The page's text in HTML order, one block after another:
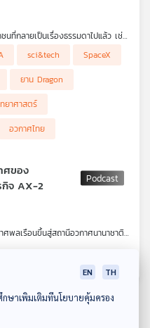
นที่กลายเป็นเรื่องธรรมดาไปแล้ว เช่น
นไปยังสถานีอวกาศนานาชาติและใช้
งบริษัท SpaceX ส่งยาน Dragon
ขึ้นไปเหมือนกับทุกครั้ง แต่ที่น่าสนใจ
ที่ไม่คุ้นเคย, การทดลอง, สิ่งของที่ส่ง
sci&tech
SpaceX
ยาน Dragon
ยาศาสตร์
อวกาศไทย
ศของ
กิจ AX-2
พลเรือนขึ้นสู่สถานีอวกาศนานาชาติ
ยยาน Crew Dragon ของ
เป็นนักวิจัยสเต็มเซลล์ เป็นหญฺิงชาว
าศด้วย รัฐบาลซาอุฯ จ่ายเงินสำหรับ
ยวบินอวกาศเชิงพาณิชย์ครั้งนี้ มี
งชาติอาหรับที่ลุยโครงการอวกาศมาก
EN TH
กษาเพิ่มเติมที่นโยบายคุ้มครอง